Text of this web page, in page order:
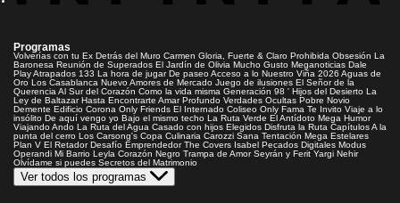
Programas
Volverías con tu Ex Detrás del Muro Carmen Gloria, Fuerte & Claro Prohibida Obsesión La
Baronesa Reunión de Superados El Jardín de Olivia Mucho Gusto Meganoticias Dale
PlayAtrapados 133 La hora de jugar De paseoAcceso a lo Nuestro Viña 2026 Aguas de
Oro Los Casablanca Nuevo Amores de Mercado Juego de ilusiones El Señor de la
Querencia Al Sur del Corazón Como la vida misma Generación 98 ' Hijos del Desierto La
Ley de Baltazar Hasta Encontrarte Amar Profundo Verdades Ocultas Pobre Novio
Demente Edificio Corona Only Friends El Internado Coliseo Only Fama Te Invito Viaje a lo
insólito De aquí vengo yo Bajo el mismo techo La Ruta Verde El Antídoto Mega Humor
Viajando Ando La Ruta del Agua Casado con hijos Elegidos Disfruta la Ruta CapítulosA la
punta del cerro Los Carsong's Copa Culinaria Carozzi Sana Tentación Mega Estelares
Plan V El Retador Desafío Emprendedor The Covers Isabel Pecados Digitales Modus
Operandi Mi Barrio Leyla Corazón Negro Trampa de Amor Seyrán y Ferit Yargi Nehir
Olvídame si puedes Secretos del Matrimonio
Ver todos los programas